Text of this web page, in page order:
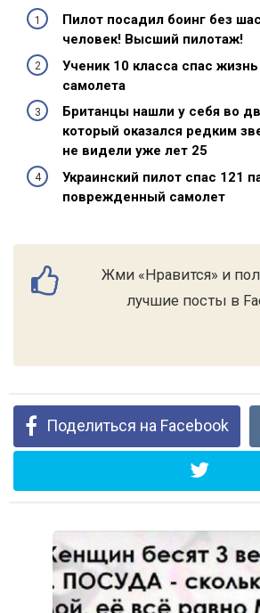
Пилот посадил боинг без
человек! Высший пилотаж!
Ученик 10 класса спас
самолета
Британцы нашли у себя во
который оказался редким
не видели уже лет 25
Украинский пилот спас 121
поврежденный самолет
Жми «Нравится» и
лучшие посты в
Поделиться на Facebook